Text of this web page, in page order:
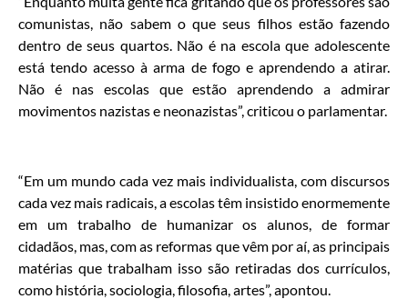
comunistas, não sabem o que seus filhos estão fazendo
dentro de seus quartos. Não é na escola que adolescente
está tendo acesso à arma de fogo e aprendendo a atirar.
Não é nas escolas que estão aprendendo a admirar
movimentos nazistas e neonazistas”, criticou o parlamentar.
“Em um mundo cada vez mais individualista, com discursos
cada vez mais radicais, a escolas têm insistido enormemente
em um trabalho de humanizar os alunos, de formar
cidadãos, mas, com as reformas que vêm por aí, as principais
matérias que trabalham isso são retiradas dos currículos,
como história, sociologia, filosofia, artes”, apontou.